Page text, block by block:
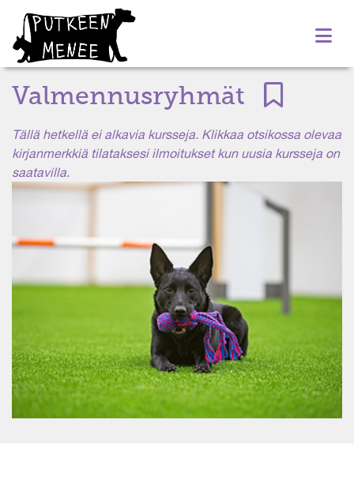
Valmennusryhmät
Tällä hetkellä ei alkavia kursseja. Klikkaa otsikossa olevaa
kirjanmerkkiä tilataksesi ilmoitukset kun uusia kursseja on
saatavilla.